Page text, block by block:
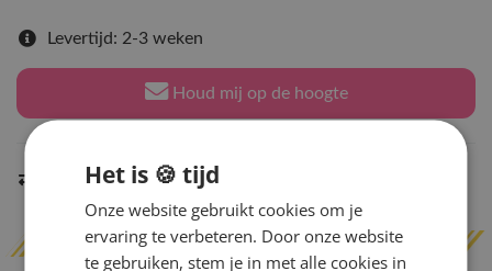
Levertijd: 2-3 weken
Houd mij op de hoogte
Indien op voorraadbinnen 2 werkdagen
Het is 🍪 tijd
Onze website gebruikt cookies om je
ervaring te verbeteren. Door onze website
te gebruiken, stem je in met alle cookies in